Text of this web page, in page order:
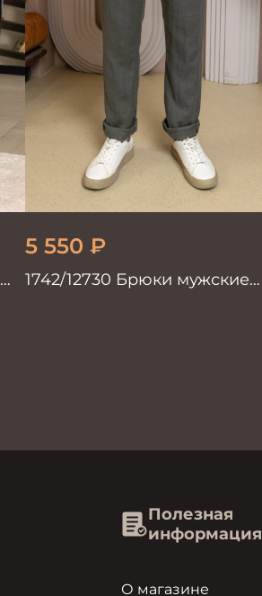
5 550 ₽
1742/12730 Брюки мужские
Полезная
информация
О магазине